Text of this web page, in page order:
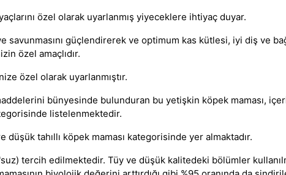
özel olarak uyarlanmış yiyeceklere ihtiyaç duyar.
güçlendirerek ve optimum kas kütlesi, iyi diş ve
özel amaçlıdır.
özel olarak uyarlanmıştır.
bünyesinde bulunduran bu yetişkin köpek maması,
listelenmektedir.
düşük tahıllı köpek maması kategorisinde yer almaktadır.
tercih edilmektedir. Tüy ve düşük kalitedeki bölümler